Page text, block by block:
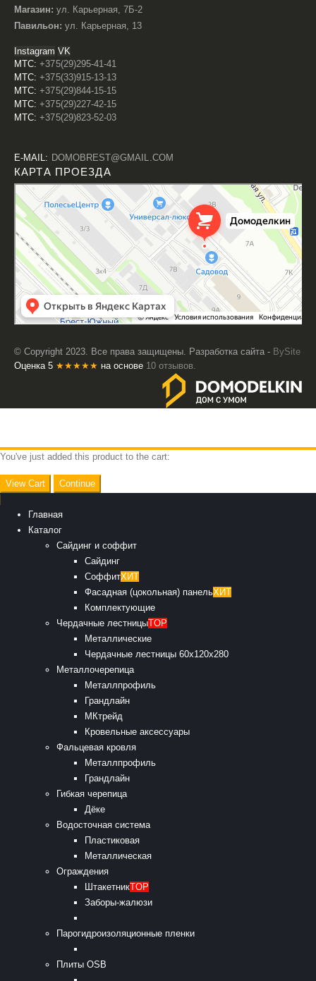
Магазин: ул. Карьерная, 7Б-2
Павильон: ул. Карьерная, 13
Instagram VK
МТС:+375(29)295-41-41
МТС:+375(33)915-13-13
МТС:+375(29)844-15-15
МТС:+375(29)227-42-15
МТС:+375(29)823-52-03
Е-MAIL: DOMOBREST@GMAIL.COM
КАРТА ПРОЕЗДА
Домоделкин
Строительный магазин в Бресте
Фасады и фасадные системы в Бресте
© Copyright 2023. Все права защищены. Разработка сайта - BySite
Оценка 5 ★★★★★ на основе 10 отзывов.
You've just added this product to the cart:
View Cart Continue
Главная
Каталог
Сайдинг и соффит
Сайдинг
СоффитХИТ
Фасадная (цокольная) панельХИТ
Комплектующие
Чердачные лестницыTOP
Металлические
Чердачные лестницы 60х120х280
Металлочерепица
Металлпрофиль
Грандлайн
МКтрейд
Кровельные аксессуары
Фальцевая кровля
Металлпрофиль
Грандлайн
Гибкая черепица
Дёке
Водосточная система
Пластиковая
Металлическая
Ограждения
ШтакетникTOP
Заборы-жалюзи
Парогидроизоляционные пленки
Плиты OSB